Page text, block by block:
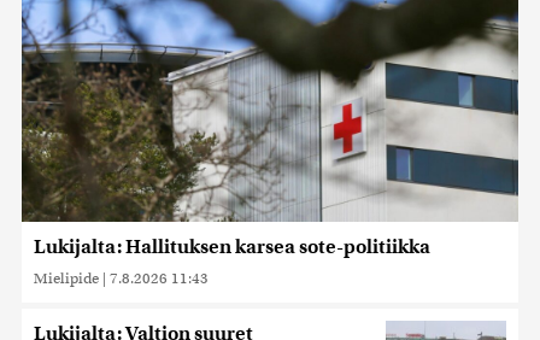
Lukijalta: Hallituksen karsea sote-politiikka
Mielipide | 7.8.2026 11:43
Lukijalta: Valtion suuret